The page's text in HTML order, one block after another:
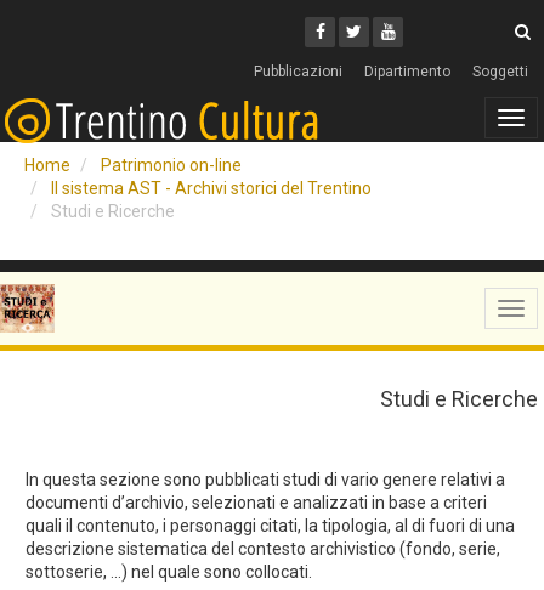
Facebook
Twitter
Youtube
Pubblicazioni Dipartimento Soggetti
Home
Patrimonio on-line
Il sistema AST - Archivi storici del Trentino
Studi e Ricerche
Studi e Ricerche
In questa sezione sono pubblicati studi di vario genere relativi a
documenti d’archivio, selezionati e analizzati in base a criteri
quali il contenuto, i personaggi citati, la tipologia, al di fuori di una
descrizione sistematica del contesto archivistico (fondo, serie,
sottoserie, ...) nel quale sono collocati.